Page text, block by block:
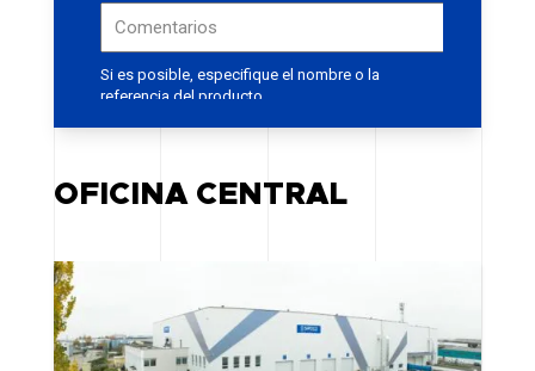
OFICINA CENTRAL